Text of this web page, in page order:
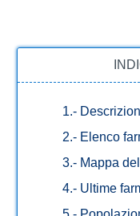
1.-
2.- Elenco
3.- Mappa
4.- Ultime